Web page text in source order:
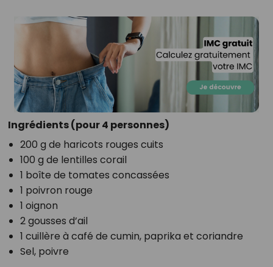
Ingrédients(pour 4 personnes)
200 g de haricots rouges cuits
100 g de lentilles corail
1 boîte de tomates concassées
1 poivron rouge
1 oignon
2 gousses d’ail
1 cuillère à café de cumin, paprika et coriandre
Sel, poivre